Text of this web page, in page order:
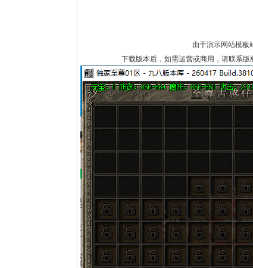
由于演示网站模板
下载版本后，如需运营或商用，请联系